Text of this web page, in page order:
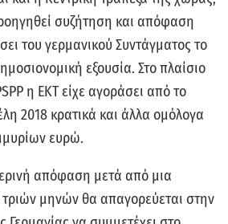
συζήτηση και απόφαση
του γερμανικού Συντάγματος το
εξουσία. Στο πλαίσιο
η ΕΚΤ είχε αγοράσει από το
2018 κρατικά και άλλα ομόλογα
ευρώ.
απόφαση μετά από μια
τριών μηνών θα απαγορεύεται στην